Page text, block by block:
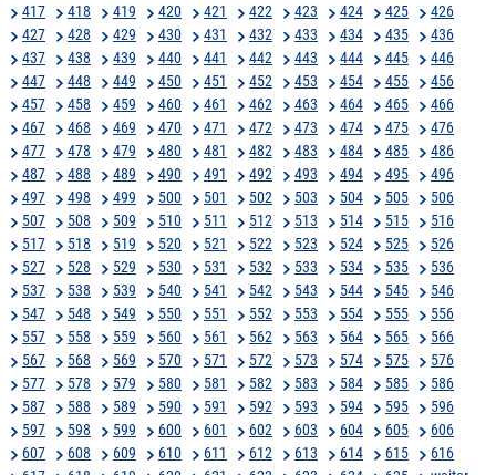
417
418 419 420 421 422 423 424 425
426
427
428 429 430 431 432 433 434 435
436
437
438 439 440 441 442 443 444 445
446
447
448 449 450 451 452 453 454 455
456
457
458 459 460 461 462 463 464 465
466
467
468 469 470 471 472 473 474 475
476
477
478 479 480 481 482 483 484 485
486
487
488 489 490 491 492 493 494 495
496
497
498 499 500 501 502 503 504 505
506
507
508 509 510 511 512 513 514 515
516
517
518 519 520 521 522 523 524 525
526
527
528 529 530 531 532 533 534 535
536
537
538 539 540 541 542 543 544 545
546
547
548 549 550 551 552 553 554 555
556
557
558 559 560 561 562 563 564 565
566
567
568 569 570 571 572 573 574 575
576
577
578 579 580 581 582 583 584 585
586
587
588 589 590 591 592 593 594 595
596
597
598 599 600 601 602 603 604 605
606
607
608 609 610 611 612 613 614 615
616